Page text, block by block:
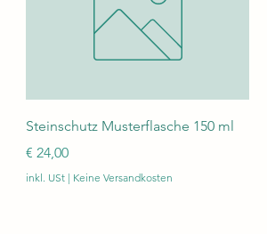
Steinschutz Musterflasche 150 ml
Preis
€ 24,00
inkl. USt | Keine Versandkosten